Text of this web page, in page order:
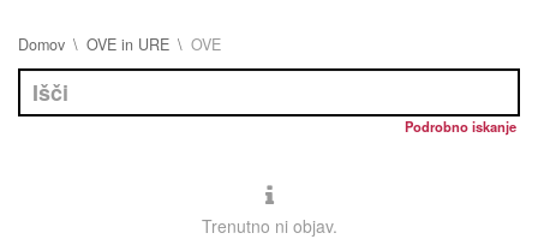
Domov OVE in URE OVE
Podrobno iskanje
Trenutno ni objav.